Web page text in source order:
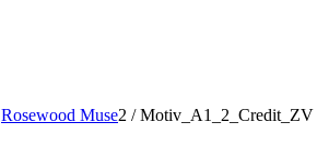
Rosewood Muse2 / Motiv_A1_2_Credit_ZV